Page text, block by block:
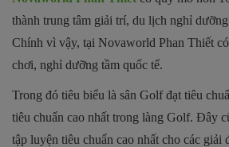
thành trung tâm giải trí, du lịch nghỉ
Chính vì vậy, tại Novaworld Phan Thiết
chơi, nghỉ dưỡng tầm quốc tế.
Trong đó tiêu biểu là sân Golf đạt tiêu
tiêu chuẩn cao nhất trong làng Golf. Đây
tập luyện tiêu chuẩn cao nhất cho các giải